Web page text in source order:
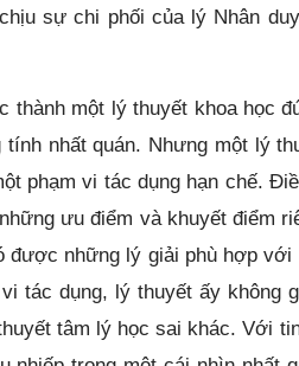
sự chi phối của lý Nhân
thành một lý thuyết khoa học
nhất quán. Nhưng một lý
phạm vi tác dụng hạn chế.
ưu điểm và khuyết điểm
được những lý giải phù hợp
tác dụng, lý thuyết ấy không
tâm lý học sai khác. Với